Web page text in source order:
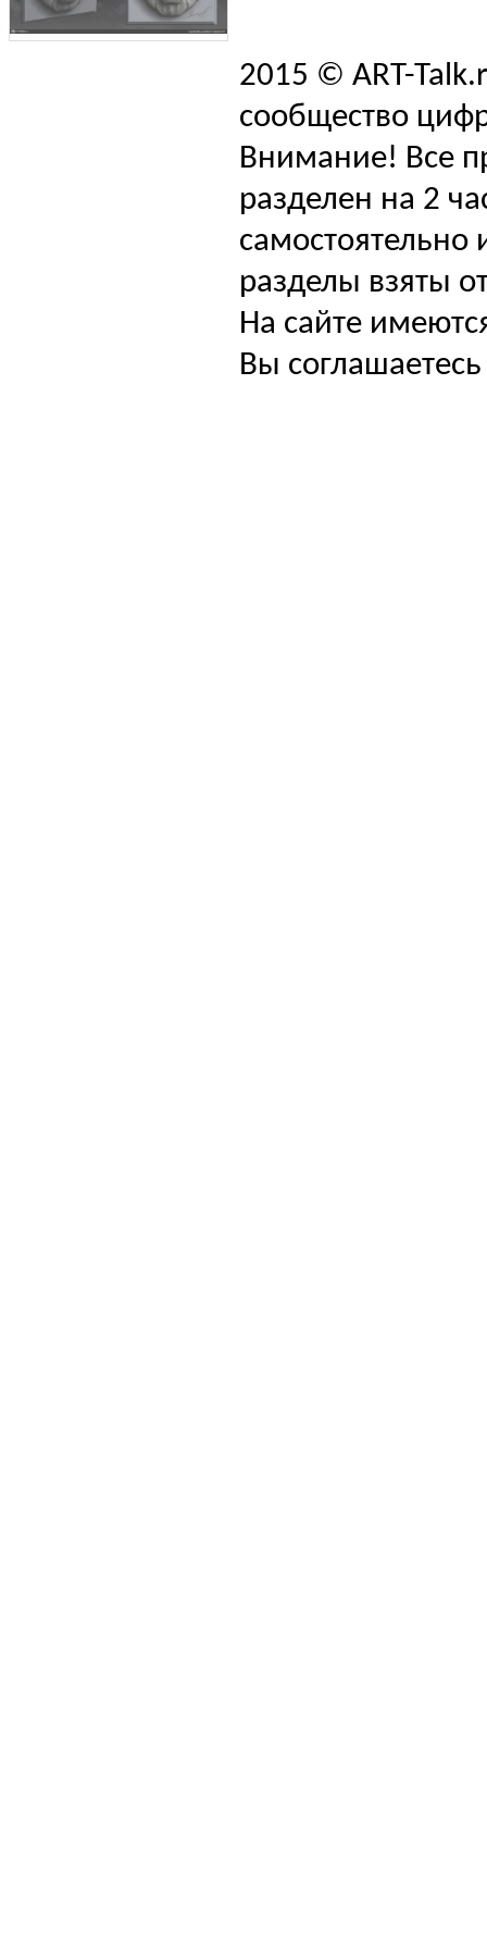
2015 © ART-
сообщество
Внимание! Все
разделен на 2
самостоятельно
разделы взяты
На сайте
Вы